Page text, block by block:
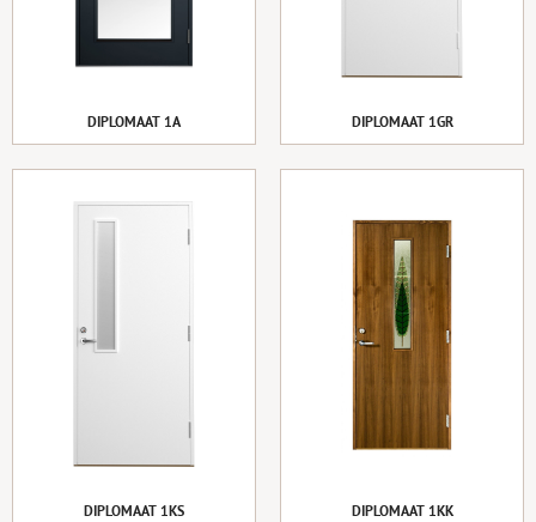
DIPLOMAAT 1A DIPLOMAAT 1GR
DIPLOMAAT 1KS DIPLOMAAT 1KK